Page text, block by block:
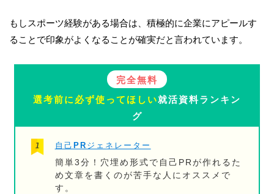
もしスポーツ経験がある場合は、積極的に企業にアピールす
ることで印象がよくなることが確実だと言われています。
完全無料
選考前に必ず使ってほしい就活資料ランキン
グ
自己PRジェネレーター
簡単3分！穴埋め形式で自己PRが作れるた
め文章を書くのが苦手な人にオススメで
す。